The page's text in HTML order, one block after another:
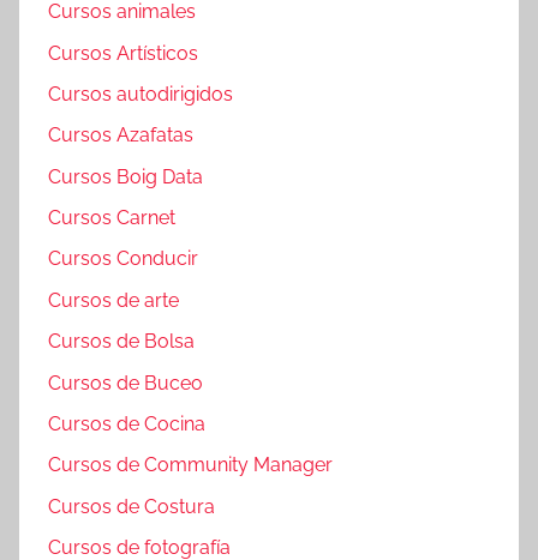
Cursos animales
Cursos Artísticos
Cursos autodirigidos
Cursos Azafatas
Cursos Boig Data
Cursos Carnet
Cursos Conducir
Cursos de arte
Cursos de Bolsa
Cursos de Buceo
Cursos de Cocina
Cursos de Community Manager
Cursos de Costura
Cursos de fotografía